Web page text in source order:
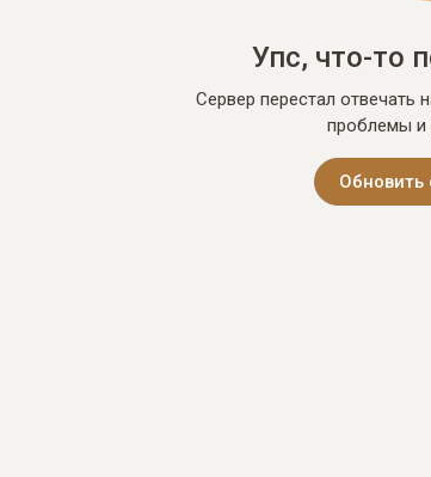
Упс, что-то
Сервер перестал отвечать
проблемы и
Обновить